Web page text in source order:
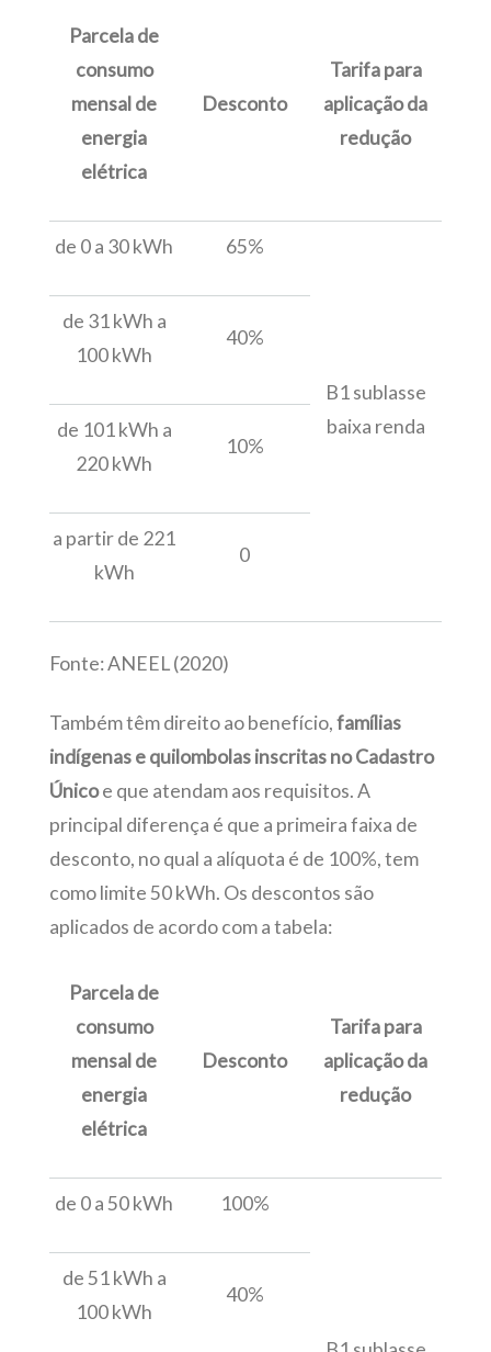
Parcela de
consumo
mensal de
energia
elétrica
Desconto
Tarifa para
aplicação da
redução
de 0 a 30 kWh 65%
B1 sublasse
baixa renda
de 31 kWh a
100 kWh
40%
de 101 kWh a
220 kWh
10%
a partir de 221
kWh
0
Fonte: ANEEL (2020)
Também têm direito ao benefício,famílias
indígenas e quilombolas inscritas no Cadastro
Únicoe que atendam aos requisitos. A
principal diferença é que a primeira faixa de
desconto, no qual a alíquota é de 100%, tem
como limite 50 kWh. Os descontos são
aplicados de acordo com a tabela:
Parcela de
consumo
mensal de
energia
elétrica
Desconto
Tarifa para
aplicação da
redução
de 0 a 50 kWh 100%
de 51 kWh a
100 kWh
40%